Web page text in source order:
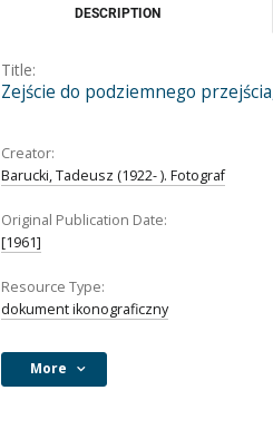
DESCRIPTION
Title:
Zejście do podziemnego
Creator:
Barucki, Tadeusz (1922- ). Fotograf
Original Publication Date:
[1961]
Resource Type:
dokument ikonograficzny
More